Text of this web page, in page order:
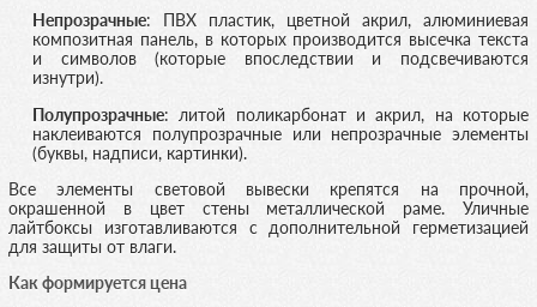
Непрозрачные: ПВХ пластик, цветной акрил, алюминиевая
композитная панель, в которых производится высечка текста
и символов (которые впоследствии и подсвечиваются
изнутри).
Полупрозрачные: литой поликарбонат и акрил, на которые
наклеиваются полупрозрачные или непрозрачные элементы
(буквы, надписи, картинки).
Все элементы световой вывески крепятся на прочной,
окрашенной в цвет стены металлической раме. Уличные
лайтбоксы изготавливаются с дополнительной герметизацией
для защиты от влаги.
Как формируется цена